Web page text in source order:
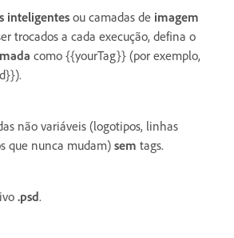
inteligentes ou camadas de imagem
trocados a cada execução, defina o
como {{yourTag}} (por exemplo,
não variáveis (logotipos, linhas
que nunca mudam)sem tags.
.psd.